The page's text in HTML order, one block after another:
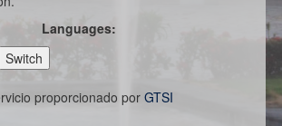
Languages:
proporcionado por GTSI